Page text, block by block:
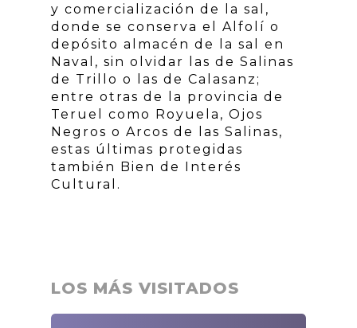
y comercialización de la sal,
donde se conserva el Alfolí o
depósito almacén de la sal en
Naval, sin olvidar las de Salinas
de Trillo o las de Calasanz;
entre otras de la provincia de
Teruel como Royuela, Ojos
Negros o Arcos de las Salinas,
estas últimas protegidas
también Bien de Interés
Cultural.
LOS MÁS VISITADOS